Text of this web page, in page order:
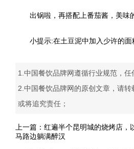
出锅啦，再搭配上番茄酱，美味的
小提示:在土豆泥中加入少许的面
1.中国餐饮品牌网遵循行业规范，
2.中国餐饮品牌网的原创文章，请
或将追究责任；
上一篇： 红遍半个昆明城的烧烤店，
马路边躺满醉汉